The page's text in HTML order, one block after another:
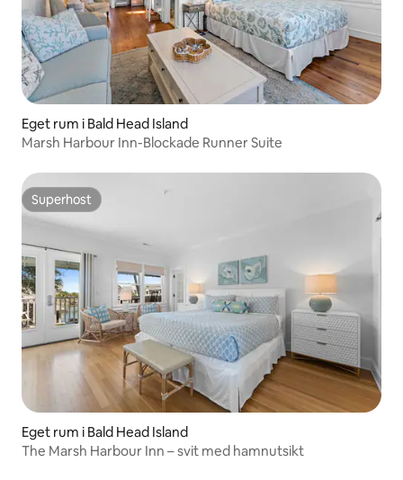
Eget rum i Bald Head Island
Marsh Harbour Inn-Blockade Runner Suite
Superhost
Superhost
Eget rum i Bald Head Island
The Marsh Harbour Inn – svit med hamnutsikt